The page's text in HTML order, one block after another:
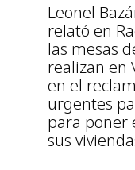
Leonel
relató en
las mesas
realizan en
en el
urgentes
para poner
sus